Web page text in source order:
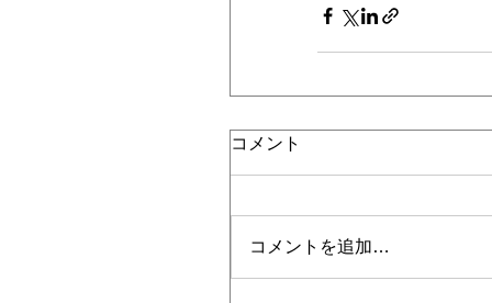
コメント
コメントを追加…